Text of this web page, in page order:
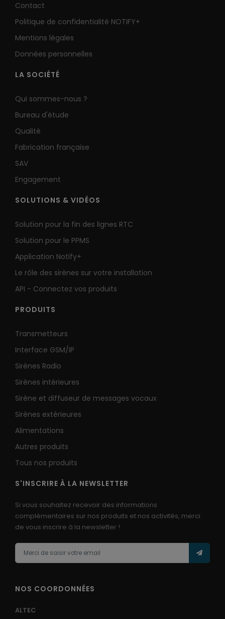
Contact
Politique de confidentialité NOTIFY+
Mentions légales
Données personnelles
LA SOCIÉTÉ
Qui sommes-nous ?
Bureau d'étude
Qualité
Fabrication française
SAV
Engagement
SOLUTIONS & VIDÉOS
Solution pour la fin des lignes RTC
Solution pour le PPMS
Application Notify+
Le rôle des sirènes sur votre installation
API - Connectez vos produits
PRODUITS
Transmetteurs
Interface GSM/IP
Sirènes Radio
Sirènes intérieures
Sirène et diffuseur de messages vocaux
Sirènes extérieures
Alimentations
Autres produits
Tous nos produits
S'INSCRIRE À LA NEWSLETTER
Si vous souhaitez recevoir des informations
complémentaires sur nos produits et nos activités, merci
de vous inscrire à la newsletter !
NOS COORDONNÉES
ALTEC